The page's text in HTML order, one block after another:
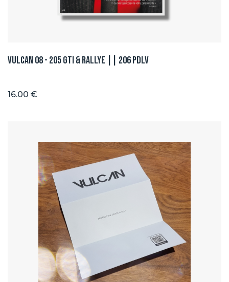
Vulcan 08 - 205 GTI & Rallye || 206 PDLV
16.00 €